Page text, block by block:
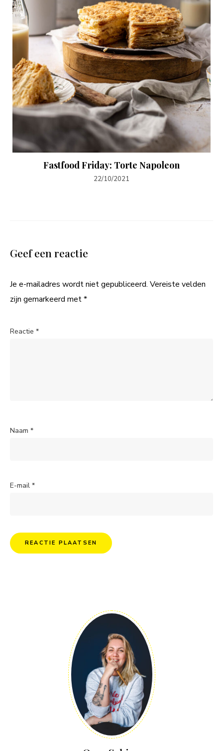
Fastfood Friday: Torte Napoleon
22/10/2021
Geef een reactie
Je e-mailadres wordt niet gepubliceerd. Vereiste velden
zijn gemarkeerd met*
Reactie *
Naam *
E-mail *